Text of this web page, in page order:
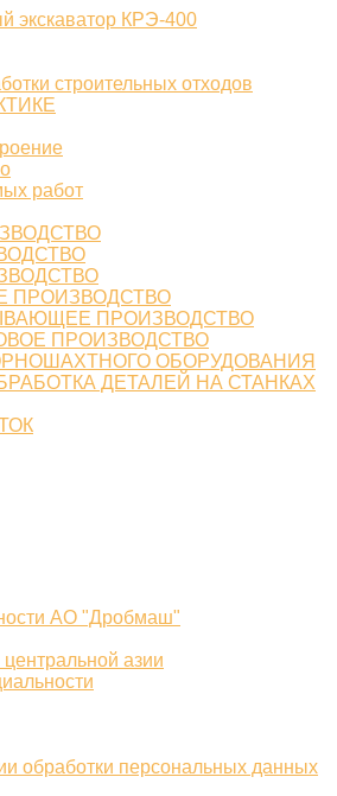
экскаватор КРЭ-400
строительных отходов
работ
ПРОИЗВОДСТВО
ПРОИЗВОДСТВО
ПРОИЗВОДСТВО
ОБОРУДОВАНИЯ
ДЕТАЛЕЙ НА СТАНКАХ
АО "Дробмаш"
центральной азии
обработки персональных данных